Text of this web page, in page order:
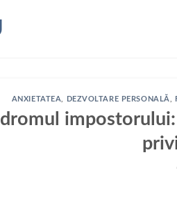
ANXIETATEA DEZVOLTARE PERSONALĂ